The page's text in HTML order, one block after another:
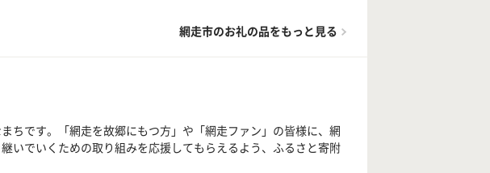
網走市のお礼の品をもっと見る
ちです。「網走を故郷にもつ方」や「網走ファン」の皆様に、網
いでいくための取り組みを応援してもらえるよう、ふるさと寄附